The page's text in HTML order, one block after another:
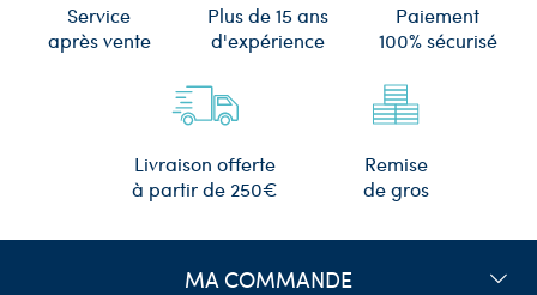
Service
après vente
Plus de 15 ans
d'expérience
Paiement
100% sécurisé
Livraison offerte
à partir de 250€
Remise
de gros
MA COMMANDE